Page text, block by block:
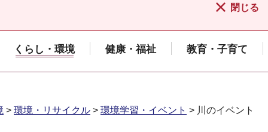
閉じる
くらし・環境 健康・福祉 教育・子育て
> 環境・リサイクル > 環境学習・イベント > 川のイベント